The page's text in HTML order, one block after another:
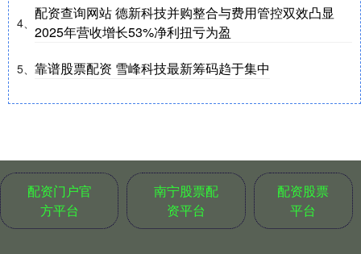
4、
配资查询网站 德新科技并购整合与费用管控双效凸显
2025年营收增长53%净利扭亏为盈
5、 靠谱股票配资 雪峰科技最新筹码趋于集中
配资门户官
方平台
南宁股票配
资平台
配资股票
平台